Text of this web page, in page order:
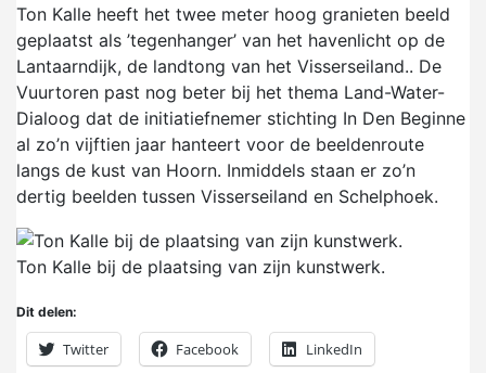
Ton Kalle heeft het twee meter hoog granieten beeld
geplaatst als ’tegenhanger’ van het havenlicht op de
Lantaarndijk, de landtong van het Visserseiland.. De
Vuurtoren past nog beter bij het thema Land-Water-
Dialoog dat de initiatiefnemer stichting In Den Beginne
al zo’n vijftien jaar hanteert voor de beeldenroute
langs de kust van Hoorn. Inmiddels staan er zo’n
dertig beelden tussen Visserseiland en Schelphoek.
Ton Kalle bij de plaatsing van zijn kunstwerk.
Dit delen:
Twitter Facebook LinkedIn